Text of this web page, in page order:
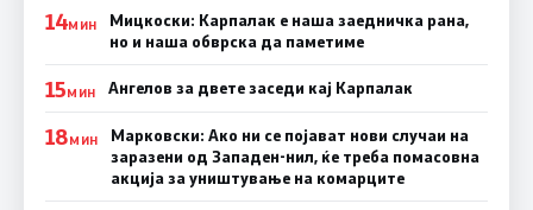
14МИН
Мицкоски: Карпалак е наша заедничка рана,
но и наша обврска да паметиме
15МИН Ангелов за двете заседи кај Карпалак
18МИН
Марковски: Ако ни се појават нови случаи на
заразени од Западен-нил, ќе треба помасовна
акција за уништување на комарците